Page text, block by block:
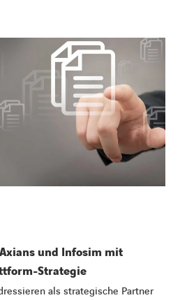
und Infosim mit
Strategie
als strategische Partner